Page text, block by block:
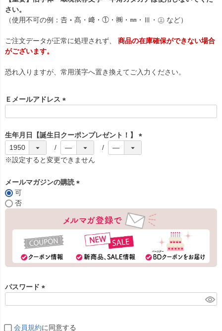
須
)
さい。
（使用不可の例：𠮷・髙・﨑・①・㈱・㎜・Ⅲ・㊤ など）
ご注文データが正常に処理されず、 商品の在庫確保ができない場合
がございます。
恐れ入りますが、常用漢字へ置き換えてご入力ください。
Ｅメールアドレス
須
)
生年月日【誕生日クーポンプレゼント！】
※設定すると変更できません
メールマガジンの購読
可
否
パスワード
会員規約に同意する